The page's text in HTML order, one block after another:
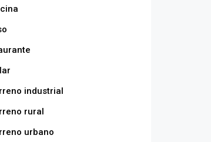
industrial
rural
urbano